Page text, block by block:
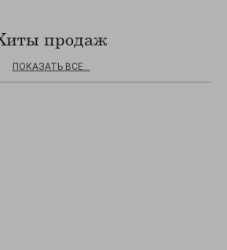
магазина товар, при покупке оптом
деталей – плавок и лифчика;
трусики, оставляющие на виду ягодицы;
маечкой;
повязка вокруг груди;
или другой дополнительный элемент;
закрытый мусульманский купальный
и головной убор).
позаботились и о вкусах, и о нравах
продаж
ПОКАЗАТЬ ВСЕ...